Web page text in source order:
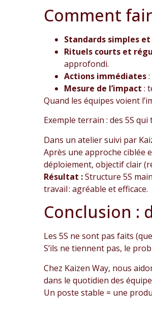
Comment
Standards simples
Rituels courts et
approfondi.
Actions immédiates
Mesure de l’impact :
Quand les équipes voient
Exemple terrain : des 5S
Dans un atelier suivi par
Après une approche ciblée
déploiement, objectif clair
Résultat :Structure 5S
travail : agréable et efficace.
Conclusion :
Les 5S ne sont pas faits
S’ils ne tiennent pas, le
Chez Kaizen Way, nous
dans le quotidien des
Un poste stable = une